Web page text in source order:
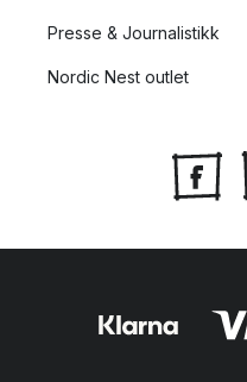
Presse & Journalistikk
Nordic Nest outlet